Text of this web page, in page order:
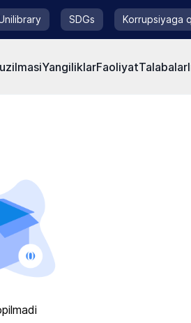
SDGs Korrupsiyaga
YangiliklarFaoliyatTalabalar